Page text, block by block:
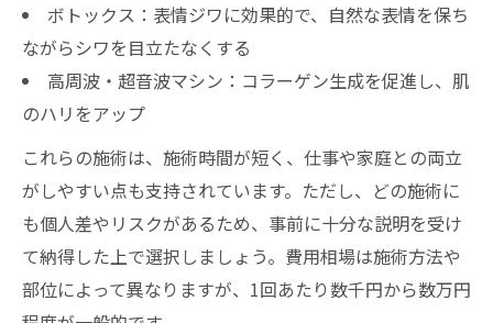
ボトックス：表情ジワに効果的で、自然な表情を保ち
ながらシワを目立たなくする
高周波・超音波マシン：コラーゲン生成を促進し、肌
のハリをアップ
これらの施術は、施術時間が短く、仕事や家庭との両立
がしやすい点も支持されています。ただし、どの施術に
も個人差やリスクがあるため、事前に十分な説明を受け
て納得した上で選択しましょう。費用相場は施術方法や
部位によって異なりますが、1回あたり数千円から数万円